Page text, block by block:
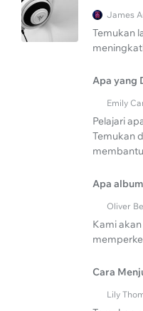
James
Temukan
Apa yang
Emily
Pelajari
Temukan
Apa
Oliver
Kami
Cara
Lily